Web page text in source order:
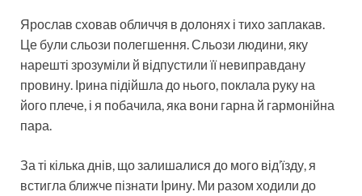
Ярослав сховав обличчя в долонях і тихо заплакав.
Це були сльози полегшення. Сльози людини, яку
нарешті зрозуміли й відпустили її невиправдану
провину. Ірина підійшла до нього, поклала руку на
його плече, і я побачила, яка вони гарна й гармонійна
пара.
За ті кілька днів, що залишалися до мого від’їзду, я
встигла ближче пізнати Ірину. Ми разом ходили до